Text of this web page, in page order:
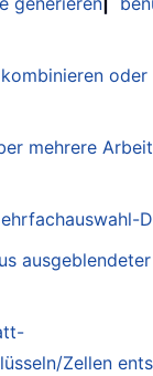
mehrere
Zellen